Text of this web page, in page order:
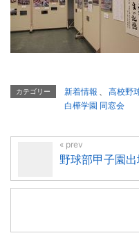
カテゴリー 新着情報 、 高校野
白樺学園 同窓会
野球部甲子園